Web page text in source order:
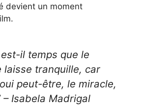
devient un moment
il temps que le
laisse tranquille, car
peut-être, le miracle,
– Isabela Madrigal